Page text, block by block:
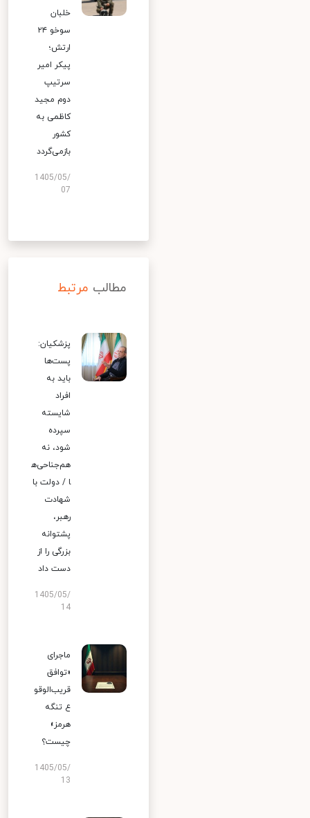
خلبان
سوخو ۲۴
ارتش؛
پیکر امیر
سرتیپ
دوم مجید
کاظمی به
کشور
بازمی‌گردد
1405/05/
07
مطالب مرتبط
پزشکیان:
پست‌ها
باید به
افراد
شایسته
سپرده
شود، نه
هم‌جناحی‌ه
ا / دولت با
شهادت
رهبر،
پشتوانه
بزرگی را از
دست داد
1405/05/
14
ماجرای
«توافق
قریب‌الوقو
ع تنگه
هرمز»
چیست؟
1405/05/
13